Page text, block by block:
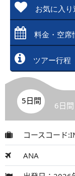
お気に入
料金・空席
ツアー行程
5日間 6日間
コースコード
ANA